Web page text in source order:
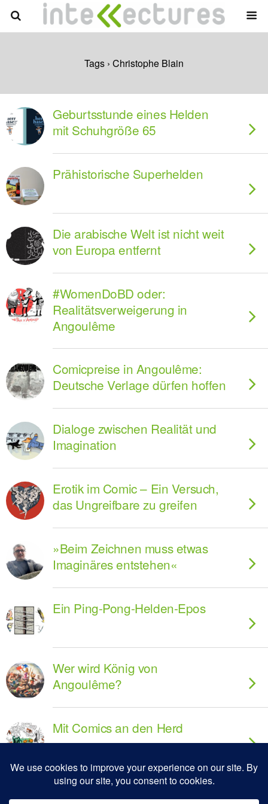
Tags › Christophe Blain
Geburtsstunde eines Helden
mit Schuhgröße 65
Prähistorische Superhelden
Die arabische Welt ist nicht weit
von Europa entfernt
#WomenDoBD oder:
Realitätsverweigerung in
Angoulême
Comicpreise in Angoulême:
Deutsche Verlage dürfen hoffen
Dialoge zwischen Realität und
Imagination
Erotik im Comic ­– Ein Versuch,
das Ungreifbare zu greifen
»Beim Zeichnen muss etwas
Imaginäres entstehen«
Ein Ping-Pong-Helden-Epos
Wer wird König von
Angoulême?
Mit Comics an den Herd
»Ich verarbeite nicht alles, was